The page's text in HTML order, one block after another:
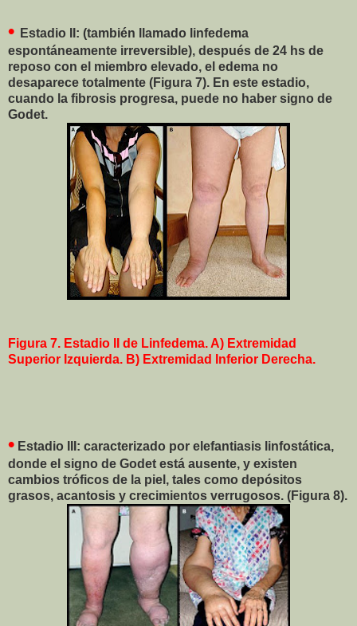
• Estadio II: (también llamado linfedema
espontáneamente irreversible), después de 24 hs de
reposo con el miembro elevado, el edema no
desaparece totalmente (Figura 7). En este estadio,
cuando la fibrosis progresa, puede no haber signo de
Godet.
Figura 7. Estadio II de Linfedema. A) Extremidad
Superior Izquierda. B) Extremidad Inferior Derecha.
• Estadio III: caracterizado por elefantiasis linfostática,
donde el signo de Godet está ausente, y existen
cambios tróficos de la piel, tales como depósitos
grasos, acantosis y crecimientos verrugosos. (Figura 8).